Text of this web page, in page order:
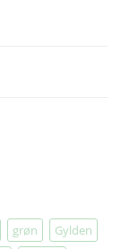
grøn
Gylden